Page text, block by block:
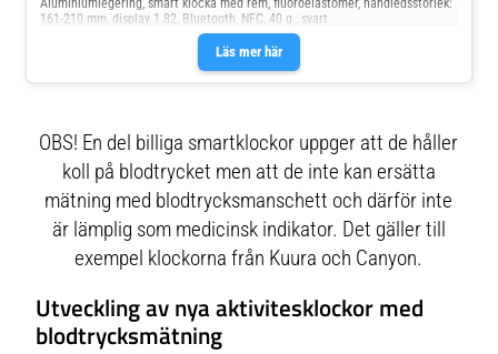
Läs mer här
161-210 mm, display 1.82, Bluetooth, NFC, 40 g , svart
OBS! En del billiga smartklockor uppger att de håller
koll på blodtrycket men att de inte kan ersätta
mätning med blodtrycksmanschett och därför inte
är lämplig som medicinsk indikator. Det gäller till
exempel klockorna från Kuura och Canyon.
Utveckling av nya aktivitesklockor med
blodtrycksmätning